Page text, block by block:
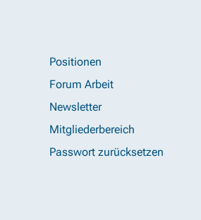
Positionen
Forum Arbeit
Newsletter
Mitgliederbereich
Passwort zurücksetzen